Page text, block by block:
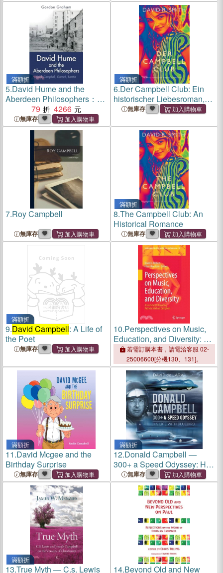
滿額折
5.David Hume and the
Aberdeen Philosophers：
Reid, Campbell, Gerard,
Beattie
79 4266
無庫存
滿額折
6.Der Campbell Club: Ein
historischer Liebesroman,
1985無庫存
7.Roy Campbell
無庫存
滿額折
8.The Campbell Club: An
Historical Romance
無庫存
滿額折
9.David Campbell: A Life of
the Poet
無庫存
10.Perspectives on Music,
Education, and Diversity: A
Festschrift Honoring Patricia
Shehan Campbell
若需訂購本書，請電洽客服 02-
25006600[分機130、131]。
滿額折
11.David Mcgee and the
Birthday Surprise
無庫存
滿額折
12.Donald Campbell ―
300+ a Speed Odyssey: His
Life With Bluebird
無庫存
滿額折
13.True Myth ― C.s. Lewis
14.Beyond Old and New